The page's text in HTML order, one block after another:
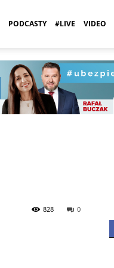
PODCASTY #LIVE VIDEO
0
828